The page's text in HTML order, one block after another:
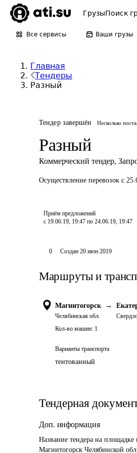
ГрузыПоиск
Все сервисы Ваши грузы
Главная
Тендеры
Разный
Тендер завершён Несколько
Разный
Коммерческий тендер,
Осуществление перевозок с
Приём предложений
с 19.06.19, 19:47 по 24.06.19, 19:47
0 Создан 20 июн 2019
Маршруты и
Магнитогорск →
Челябинская обл.
Кол-во машин: 1
Варианты транспорта
тентованный
Тендерная
Доп. информация
Название тендера на площадке
Магнитогорск Челябинской